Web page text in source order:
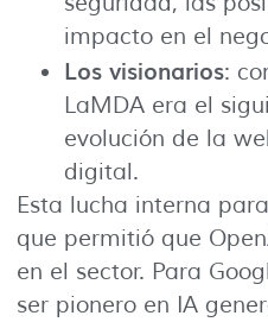
impacto en el
Los visionarios:
LaMDA era el
evolución de la
digital.
Esta lucha interna
que permitió que
en el sector. Para
ser pionero en IA